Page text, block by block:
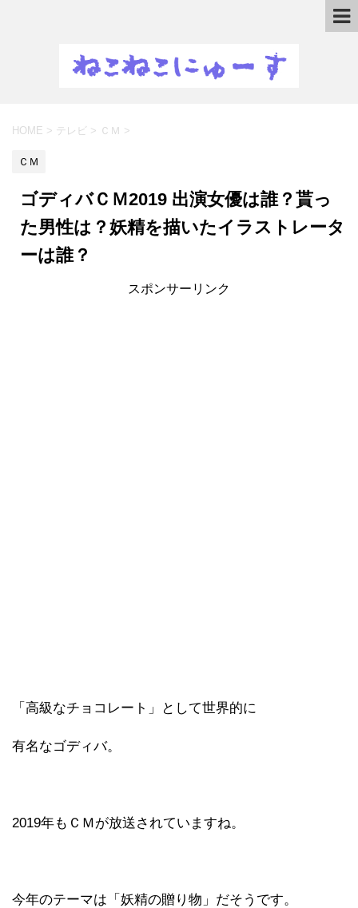
HOME > テレビ > ＣＭ >
ＣＭ
ゴディバＣＭ2019 出演女優は誰？貰っ
た男性は？妖精を描いたイラストレータ
ーは誰？
スポンサーリンク
「高級なチョコレート」として世界的に
有名なゴディバ。
2019年もＣＭが放送されていますね。
今年のテーマは「妖精の贈り物」だそうです。